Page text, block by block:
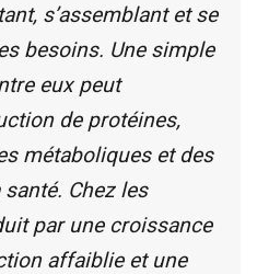
s’assemblant et se
besoins. Une simple
eux peut
de protéines,
métaboliques et des
Chez les
par une croissance
affaiblie et une